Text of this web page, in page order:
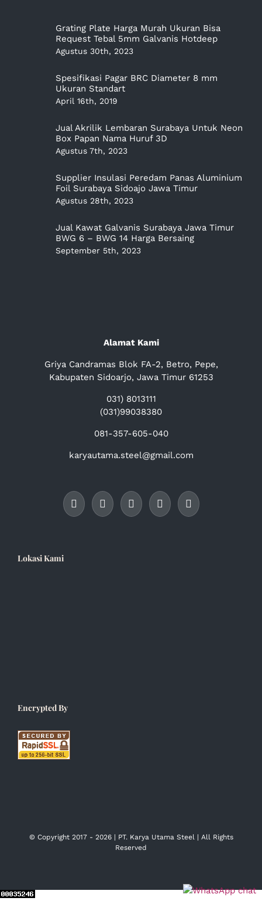
Grating Plate Harga Murah Ukuran Bisa
Request Tebal 5mm Galvanis Hotdeep
Agustus 30th, 2023
Spesifikasi Pagar BRC Diameter 8 mm
Ukuran Standart
April 16th, 2019
Jual Akrilik Lembaran Surabaya Untuk Neon
Box Papan Nama Huruf 3D
Agustus 7th, 2023
Supplier Insulasi Peredam Panas Aluminium
Foil Surabaya Sidoajo Jawa Timur
Agustus 28th, 2023
Jual Kawat Galvanis Surabaya Jawa Timur
BWG 6 – BWG 14 Harga Bersaing
September 5th, 2023
Alamat Kami
Griya Candramas Blok FA-2, Betro, Pepe,
Kabupaten Sidoarjo, Jawa Timur 61253
031) 8013111
(031)99038380
081-357-605-040
karyautama.steel@gmail.com
Lokasi Kami
Encrypted By
© Copyright 2017 - 2026 | PT. Karya Utama Steel | All Rights
Reserved